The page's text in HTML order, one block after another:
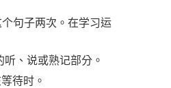
句子两次。在学习运
、说或熟记部分。
待时。